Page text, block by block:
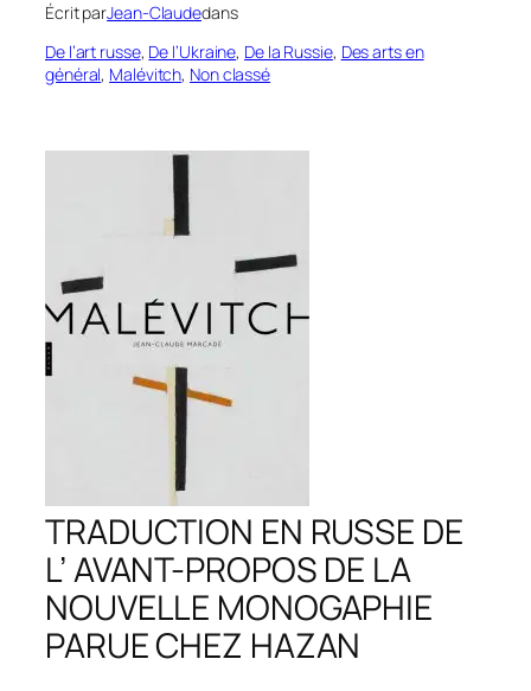
Écrit parJean-Claudedans
De l’art russe, De l’Ukraine, De la Russie, Des arts en
général, Malévitch, Non classé
TRADUCTION EN RUSSE DE
L’AVANT-PROPOS DE LA
NOUVELLE MONOGAPHIE
PARUE CHEZ HAZAN